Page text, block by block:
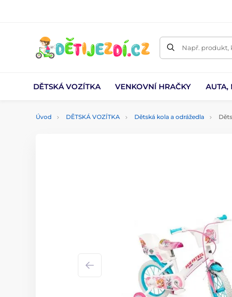
Např. produkt,
DĚTSKÁ VOZÍTKA VENKOVNÍ HRAČKY AUTA,
Úvod DĚTSKÁ VOZÍTKA Dětská kola a odrážedla